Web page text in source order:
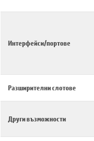
Интерфейси/портове
Разширителни слотове
Други възможности